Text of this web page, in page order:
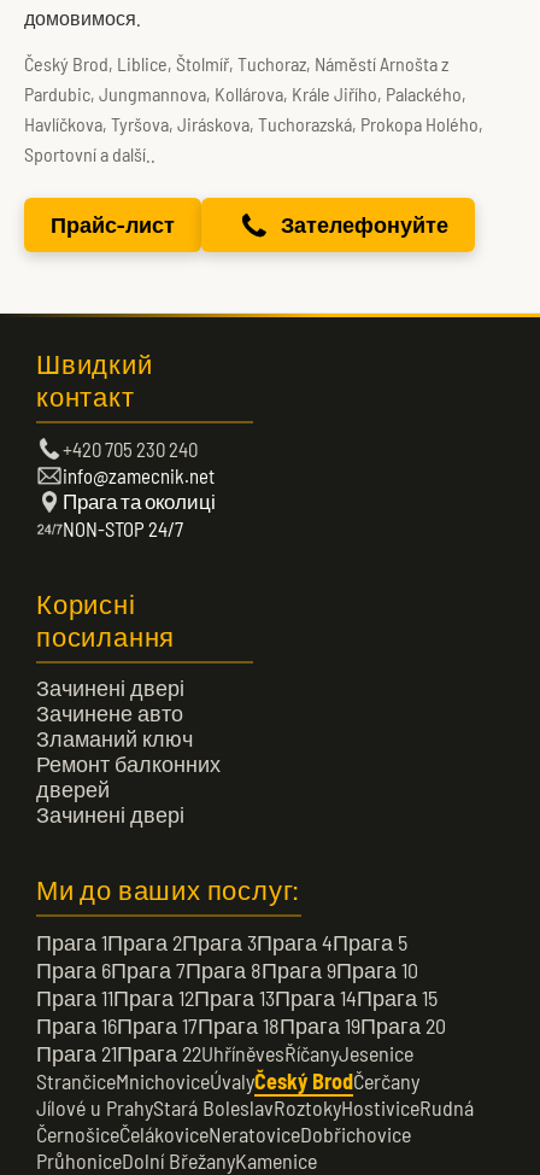
домовимося.
Český Brod, Liblice, Štolmíř, Tuchoraz, Náměstí Arnošta z
Pardubic, Jungmannova, Kollárova, Krále Jiřího, Palackého,
Havlíčkova, Tyršova, Jiráskova, Tuchorazská, Prokopa Holého,
Sportovní a další..
Прайс-лист Зателефонуйте
Швидкий
контакт
+420 705 230 240
info@zamecnik.net
Прага та околиці
NON-STOP 24/7
Корисні
посилання
Зачинені двері
Зачинене авто
Зламаний ключ
Ремонт балконних
дверей
Зачинені двері
Ми до ваших послуг:
Прага 1Прага 2Прага 3Прага 4Прага 5
Прага 6Прага 7Прага 8Прага 9Прага 10
Прага 11Прага 12Прага 13Прага 14Прага 15
Прага 16Прага 17Прага 18Прага 19Прага 20
Прага 21Прага 22UhříněvesŘíčanyJesenice
StrančiceMnichoviceÚvalyČeský BrodČerčany
Jílové u PrahyStará BoleslavRoztokyHostiviceRudná
ČernošiceČelákoviceNeratoviceDobřichovice
PrůhoniceDolní BřežanyKamenice